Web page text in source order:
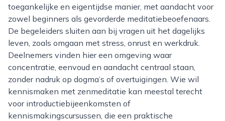
toegankelijke en eigentijdse manier, met aandacht voor
zowel beginners als gevorderde meditatiebeoefenaars.
De begeleiders sluiten aan bij vragen uit het dagelijks
leven, zoals omgaan met stress, onrust en werkdruk.
Deelnemers vinden hier een omgeving waar
concentratie, eenvoud en aandacht centraal staan,
zonder nadruk op dogma’s of overtuigingen. Wie wil
kennismaken met zenmeditatie kan meestal terecht
voor introductiebijeenkomsten of
kennismakingscursussen, die een praktische